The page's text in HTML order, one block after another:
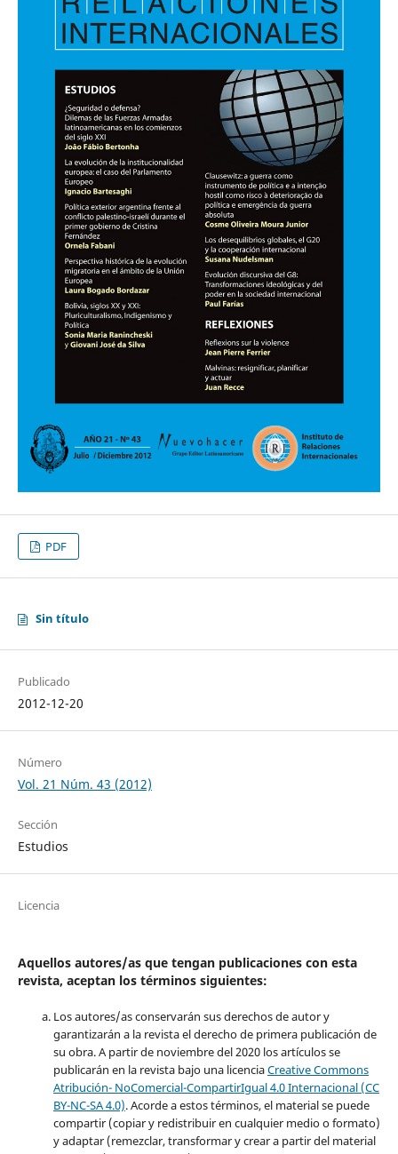
PDF
Sin título
Publicado
2012-12-20
Número
Vol. 21 Núm. 43 (2012)
Sección
Estudios
Licencia
Aquellos autores/as que tengan publicaciones con esta
revista, aceptan los términos siguientes:
Los autores/as conservarán sus derechos de autor y
garantizarán a la revista el derecho de primera publicación de
su obra. A partir de noviembre del 2020 los artículos se
publicarán en la revista bajo una licenciaCreative Commons
Atribución- NoComercial-CompartirIgual 4.0 Internacional (CC
BY-NC-SA 4.0). Acorde a estos términos, el material se puede
compartir (copiar y redistribuir en cualquier medio o formato)
y adaptar (remezclar, transformar y crear a partir del material